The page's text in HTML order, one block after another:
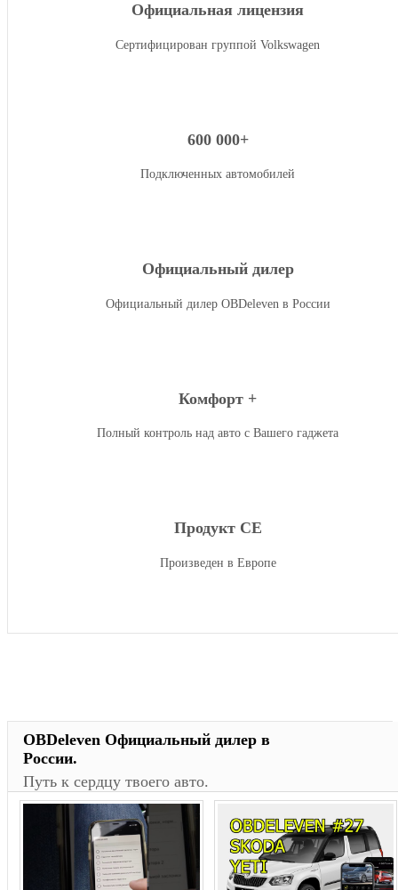
Официальная лицензия
Сертифицирован группой Volkswagen
600 000+
Подключенных автомобилей
Официальный дилер
Официальный дилер OBDeleven в России
Комфорт +
Полный контроль над авто с Вашего гаджета
Продукт СЕ
Произведен в Европе
OBDeleven Официальный дилер в
России.
Путь к сердцу твоего авто.